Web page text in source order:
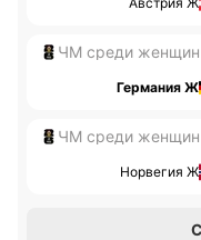
ЧМ среди женщин
Германия Ж
ЧМ среди женщин
Норвегия Ж